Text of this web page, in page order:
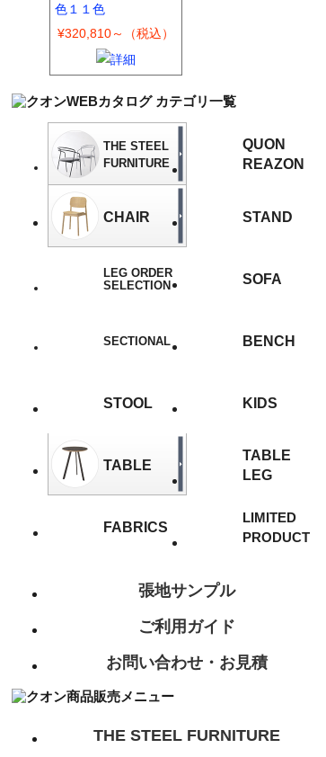
色１１色
¥320,810～（税込）
THE STEEL
FURNITURE
QUON
REAZON
CHAIR STAND
LEG ORDER
SELECTION
SOFA
SECTIONAL BENCH
STOOL KIDS
TABLE
TABLE
LEG
FABRICS
LIMITED
PRODUCT
張地サンプル
ご利用ガイド
お問い合わせ・お見積
THE STEEL FURNITURE